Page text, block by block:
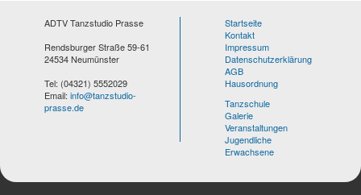
ADTV Tanzstudio Prasse
Rendsburger Straße 59-61
24534 Neumünster
Tel: (04321) 5552029
Email: info@tanzstudio-
prasse.de
Startseite
Kontakt
Impressum
Datenschutzerklärung
AGB
Hausordnung
Tanzschule
Galerie
Veranstaltungen
Jugendliche
Erwachsene